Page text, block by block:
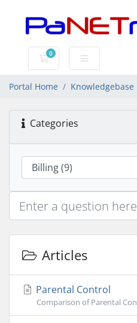
0
Shopping Cart
Portal Home Knowledgebase
Categories
Articles
Parental Control
Comparison of Parental